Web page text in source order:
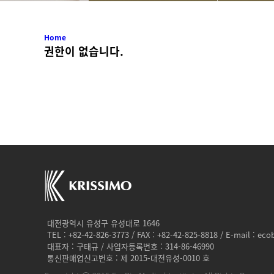
Home
권한이 없습니다.
대전광역시 유성구 유성대로 1646
TEL : +82-42-826-3773 / FAX : +82-42-825-8818 / E-mail :
대표자 : 구태규 / 사업자등록번호 : 314-86-46990
통신판매업신고번호 : 제 2015-대전유성-0010 호